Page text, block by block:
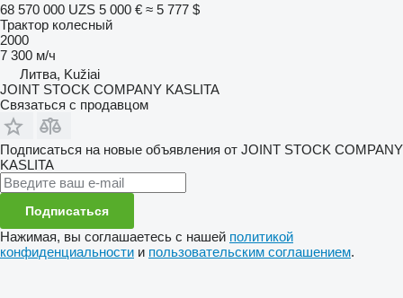
68 570 000 UZS 5 000 € ≈ 5 777 $
Трактор колесный
2000
7 300 м/ч
Литва, Kužiai
JOINT STOCK COMPANY KASLITA
Связаться с продавцом
Подписаться на новые объявления от JOINT STOCK COMPANY
KASLITA
Подписаться
Нажимая, вы соглашаетесь с нашей политикой
конфиденциальности и пользовательским соглашением.